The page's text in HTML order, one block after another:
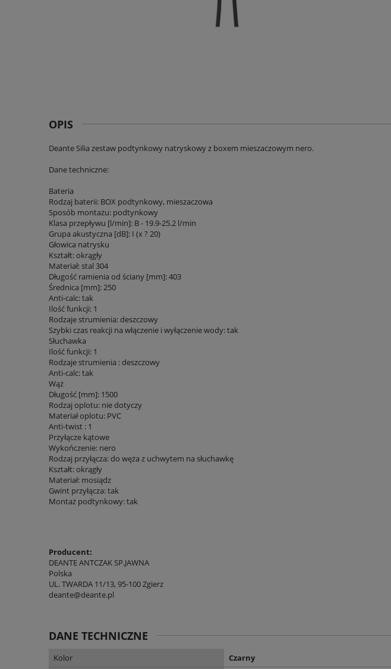
OPIS
Deante Silia zestaw podtynkowy natryskowy z boxem mieszaczowym nero.
Dane techniczne:
Bateria
Rodzaj baterii: BOX podtynkowy, mieszaczowa
Sposób montażu: podtynkowy
Klasa przepływu [l/min]: B - 19.9-25.2 l/min
Grupa akustyczna [dB]: I (x ? 20)
Głowica natrysku
Kształt: okrągły
Materiał: stal 304
Długość ramienia od ściany [mm]: 403
Średnica [mm]: 250
Anti-calc: tak
Ilość funkcji: 1
Rodzaje strumienia: deszczowy
Szybki czas reakcji na włączenie i wyłączenie wody: tak
Słuchawka
Ilość funkcji: 1
Rodzaje strumienia : deszczowy
Anti-calc: tak
Wąż
Długość [mm]: 1500
Rodzaj oplotu: nie dotyczy
Materiał oplotu: PVC
Anti-twist : 1
Przyłącze kątowe
Wykończenie: nero
Rodzaj przyłącza: do węża z uchwytem na słuchawkę
Kształt: okrągły
Materiał: mosiądz
Gwint przyłącza: tak
Montaż podtynkowy: tak
Producent:
DEANTE ANTCZAK SP.JAWNA
Polska
UL. TWARDA 11/13, 95-100 Zgierz
deante@deante.pl
DANE TECHNICZNE
Kolor
Czarny